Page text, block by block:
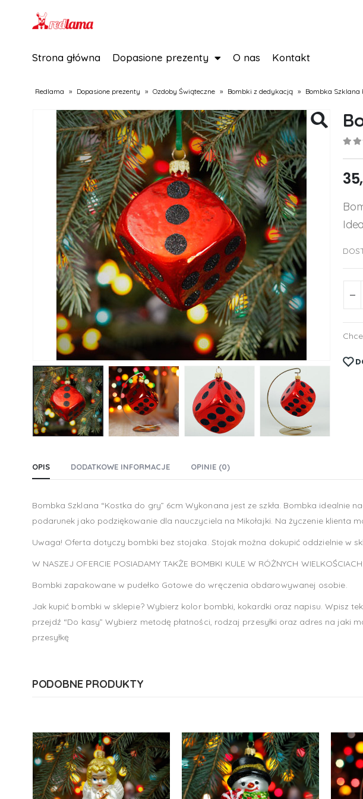
Strona główna Dopasione prezenty O nas Kontakt
Redlama » Dopasione prezenty » Ozdoby Świąteczne » Bombki z dedykacją » Bombka Szklana
OPIS DODATKOWE INFORMACJE OPINIE (0)
Bombka Szklana “Kostka do gry” 6cm Wykonana jest ze szkła. Bombka
podarunek jako podziękowanie dla nauczyciela na Mikołajki. Na życzenie klienta
Uwaga! Oferta dotyczy bombki bez stojaka. Stojak można dokupić oddzielnie w
W NASZEJ OFERCIE POSIADAMY TAKŻE BOMBKI KULE W RÓŻNYCH WIELKOŚCIACH:
Bombki zapakowane w pudełko Gotowe do wręczenia obdarowywanej osobie.
Jak kupić bombki w sklepie? Wybierz kolor bombki, kokardki oraz napisu. Wpisz
przejdź “Do kasy” Wybierz metodę płatności, rodzaj przesyłki oraz adres na
przesyłkę
PODOBNE PRODUKTY